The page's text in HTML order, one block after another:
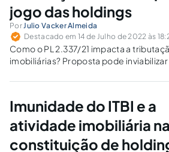
jogo das holdings
Por Julio Vacker Almeida
Destacado em 14 de Julho de 2022 às
Como o PL 2.337/21 impacta a
imobiliárias? Proposta pode
Imunidade do ITBI e a
atividade imobiliária na
constituição de